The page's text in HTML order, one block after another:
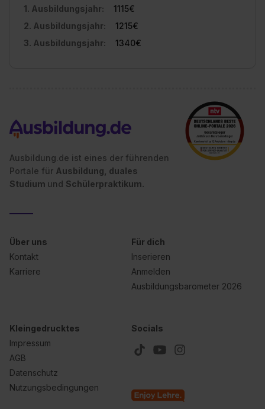
1. Ausbildungsjahr:
1115€
2. Ausbildungsjahr:
1215€
3. Ausbildungsjahr:
1340€
Ausbildung.de ist eines der führenden
Portale für Ausbildung, duales
Studium und Schülerpraktikum.
Über uns
Kontakt
Karriere
Für dich
Inserieren
Anmelden
Ausbildungsbarometer 2026
Kleingedrucktes
Impressum
AGB
Datenschutz
Nutzungsbedingungen
Socials